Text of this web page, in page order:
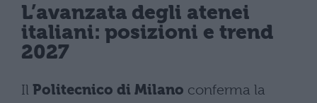
L’avanzata degli atenei
italiani: posizioni e trend
2027
Il Politecnico di Milano conferma la